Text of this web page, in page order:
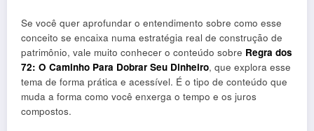
Se você quer aprofundar o entendimento sobre como esse
conceito se encaixa numa estratégia real de construção de
patrimônio, vale muito conhecer o conteúdo sobre Regra dos
72: O Caminho Para Dobrar Seu Dinheiro, que explora esse
tema de forma prática e acessível. É o tipo de conteúdo que
muda a forma como você enxerga o tempo e os juros
compostos.